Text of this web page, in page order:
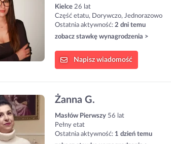
Kielce 26 lat
Część etatu, Dorywczo, Jednorazowo
Ostatnia aktywność: 2 dni temu
zobacz stawkę wynagrodzenia >
Napisz wiadomość
Żanna G.
Masłów Pierwszy 56 lat
Pełny etat
Ostatnia aktywność: 1 dzień temu